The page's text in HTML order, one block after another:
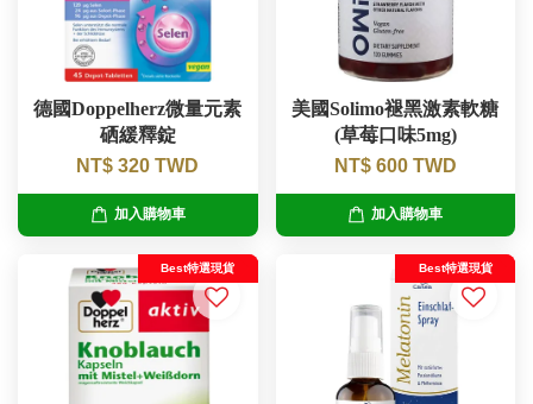
德國Doppelherz微量元素
硒緩釋錠
NT$ 320 TWD
加入購物車
美國Solimo褪黑激素軟糖
(草莓口味5mg)
NT$ 600 TWD
加入購物車
Best特選現貨 Best特選現貨